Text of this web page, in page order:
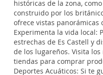
históricas de la zona,
construido por los
ofrece vistas panorámicas
Experimenta la vida local:
estrechas de Es Castell y
de los lugareños. Visita
tiendas para comprar
Deportes Acuáticos: Si te